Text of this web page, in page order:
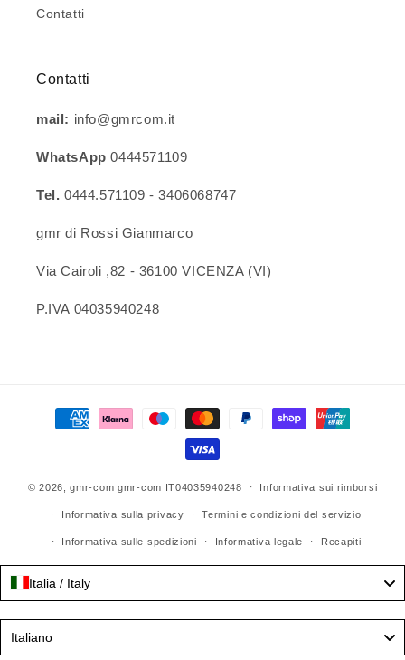
Contatti
Contatti
mail: info@gmrcom.it
WhatsApp0444571109
Tel. 0444.571109 - 3406068747
gmr di Rossi Gianmarco
Via Cairoli ,82 - 36100 VICENZA (VI)
P.IVA 04035940248
Metodi
© 2026,gmr-com gmr-com IT04035940248 Informativa sui rimborsi
Informativa sulla privacy Termini e condizioni del servizio
Informativa sulle spedizioni Informativa legale Recapiti
Italia / Italy
Italiano